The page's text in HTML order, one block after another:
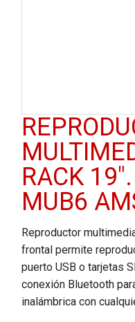
RACK
MUB6
Reproductor
frontal permite
puerto USB o tarjetas
conexión Bluetooth
inalámbrica con